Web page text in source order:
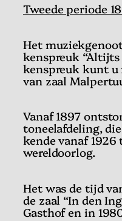
Tweede periode
Het
kenspreuk “Altijts
kenspreuk kunt u
van zaal
Vanaf 1897
toneelafdeling,
kende vanaf
wereldoorlog.
Het was de tijd
de zaal “In den
Gasthof en in